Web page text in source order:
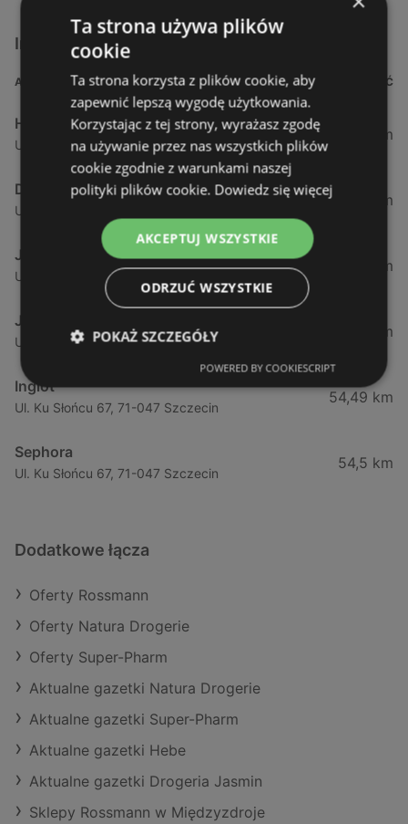
Inne sklepy Kosmetyki w pobliżu
ADRES ODLEGŁOŚĆ
Hebe
Ul. Kościuszki 15, 72-600 Świnoujście
1,61 km
Drogeria Jasmin
Ul. Mickiewicza 4, 72-400 Kamień Pomorski
34,18 km
Jawa Drogerie
Ul. Pck 7, 72-010 Police
44,24 km
Jawa Drogerie
Ul. Piłsudskiego 12/2, 72-010 Police
44,48 km
Inglot
Ul. Ku Słońcu 67, 71-047 Szczecin
54,49 km
Sephora
Ul. Ku Słońcu 67, 71-047 Szczecin
54,5 km
Dodatkowe łącza
Oferty Rossmann
Oferty Natura Drogerie
Oferty Super-Pharm
Aktualne gazetki Natura Drogerie
Aktualne gazetki Super-Pharm
Aktualne gazetki Hebe
Aktualne gazetki Drogeria Jasmin
Sklepy Rossmann w Międzyzdroje
Ta strona używa plików
cookie
Ta strona korzysta z plików cookie, aby
zapewnić lepszą wygodę użytkowania.
Korzystając z tej strony, wyrażasz zgodę
na używanie przez nas wszystkich plików
cookie zgodnie z warunkami naszej
polityki plików cookie. Dowiedz się więcej
AKCEPTUJ WSZYSTKIE
ODRZUĆ WSZYSTKIE
POKAŻ SZCZEGÓŁY
POWERED BY COOKIESCRIPT